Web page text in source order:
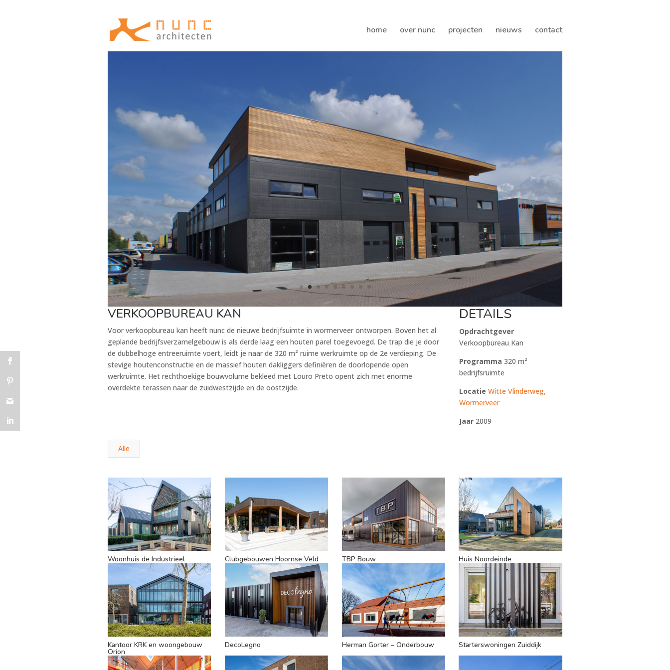
home over nunc projecten nieuws contact
VERKOOPBUREAU KAN
Voor verkoopbureau kan heeft nunc de nieuwe bedrijfsuimte in wormerveer ontworpen. Boven het al
geplande bedrijfsverzamelgebouw is als derde laag een houten parel toegevoegd. De trap die je door
de dubbelhoge entreeruimte voert, leidt je naar de 320 m² ruime werkruimte op de 2e verdieping. De
stevige houtenconstructie en de massief houten dakliggers definiëren de doorlopende open
werkruimte. Het rechthoekige bouwvolume bekleed met Louro Preto opent zich met enorme
overdekte terassen naar de zuidwestzijde en de oostzijde.
DETAILS
Opdrachtgever
Verkoopbureau Kan
Programma 320 m²
bedrijfsruimte
Locatie Witte Vlinderweg,
Wormerveer
Jaar 2009
Alle
Woonhuis de Industrieel Clubgebouwen Hoornse Veld TBP Bouw Huis Noordeinde
Kantoor KRK en woongebouw
Orion
DecoLegno Herman Gorter – Onderbouw Starterswoningen Zuiddijk